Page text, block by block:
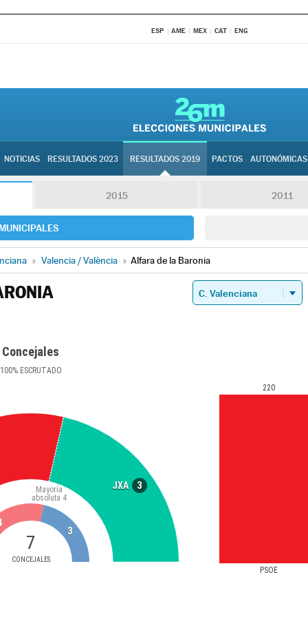
ESP AME MEX CAT ENG
NOTICIAS RESULTADOS 2023 RESULTADOS 2019 PACTOS AUTONÓMICAS
2015 2011
MUNICIPALES
» Valencia / València » Alfara de la Baronia
Concejales
100%ESCRUTADO
JXA 3
7
CONCEJALES
Mayoría
absoluta 4
3
PSOE
220